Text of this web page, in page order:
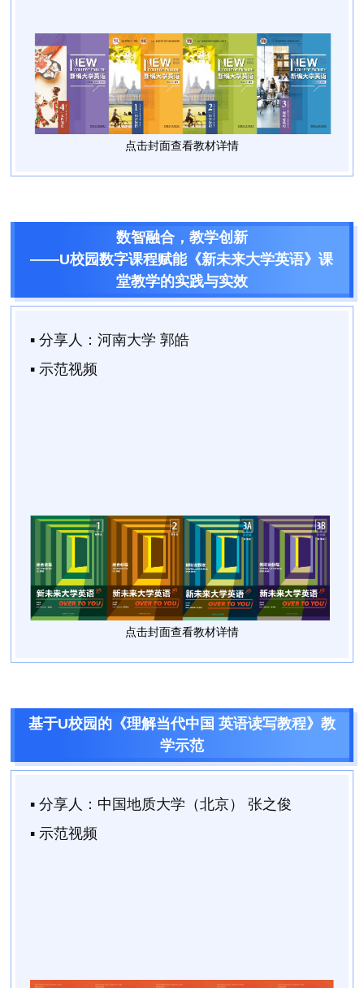
点击封面查看教材详情
数智融合，教学创新
——U校园数字课程赋能《新未来大学英语》课
堂教学的实践与实效
▪ 分享人：河南大学 郭皓
▪ 示范视频
点击封面查看教材详情
基于U校园的《理解当代中国 英语读写教程》教
学示范
▪ 分享人： 中国地质大学（北京） 张之俊
▪ 示范视频